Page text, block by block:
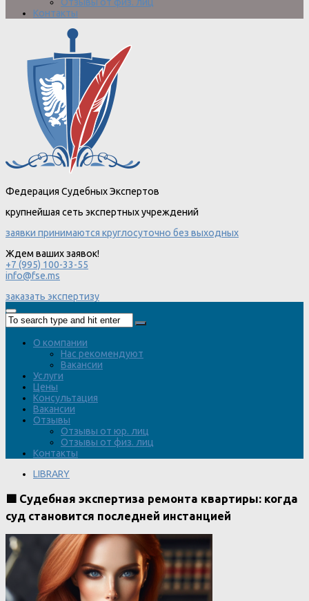
Отзывы от физ. лиц
Контакты
Федерация Судебных Экспертов
крупнейшая сеть экспертных учреждений
заявки принимаются круглосуточно без выходных
Ждем ваших заявок!
+7 (995) 100-33-55
info@fse.ms
заказать экспертизу
О компании
Нас рекомендуют
Вакансии
Услуги
Цены
Консультация
Вакансии
Отзывы
Отзывы от юр. лиц
Отзывы от физ. лиц
Контакты
LIBRARY
🟩 Судебная экспертиза ремонта квартиры: когда
суд становится последней инстанцией